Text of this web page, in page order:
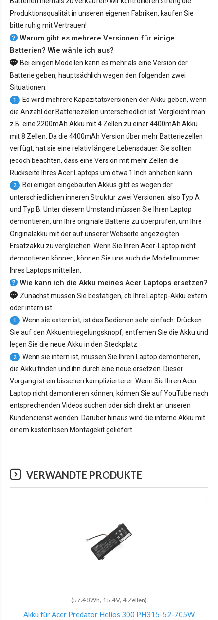
Produktionsqualität in unseren eigenen Fabriken, kaufen Sie
bitte ruhig mit Vertrauen!
Warum gibt es mehrere Versionen für einige
Batterien? Wie wähle ich aus?
Bei einigen Modellen kann es mehr als eine Version der
Batterie geben, hauptsächlich wegen den folgenden zwei
Situationen:
1
Es wird mehrere Kapazitätsversionen der Akku geben, wenn
die Anzahl der Batteriezellen unterschiedlich ist. Vergleicht man
z.B. eine 2200mAh Akku mit 4 Zellen zu einer 4400mAh Akku
mit 8 Zellen. Da die 4400mAh Version über mehr Batteriezellen
verfügt, hat sie eine relativ längere Lebensdauer. Sie sollten
jedoch beachten, dass eine Version mit mehr Zellen die
Rückseite Ihres Acer Laptops um etwa 1 Inch anheben kann.
2
Bei einigen eingebauten Akkus gibt es wegen der
unterschiedlichen inneren Struktur zwei Versionen, also Typ A
und Typ B. Unter diesem Umstand müssen Sie Ihren Laptop
demontieren, um Ihre originale Batterie zu überprüfen, um Ihre
Originalakku mit der auf unserer Webseite angezeigten
Ersatzakku zu vergleichen. Wenn Sie Ihren Acer-Laptop nicht
demontieren können, können Sie uns auch die Modellnummer
Ihres Laptops mitteilen.
Wie kann ich die Akku meines Acer Laptops ersetzen?
Zunächst müssen Sie bestätigen, ob Ihre Laptop-Akku extern
oder intern ist.
1
Wenn sie extern ist, ist das Bedienen sehr einfach: Drücken
Sie auf den Akkuentriegelungsknopf, entfernen Sie die Akku und
legen Sie die neue Akku in den Steckplatz.
2
Wenn sie intern ist, müssen Sie Ihren Laptop demontieren,
die Akku finden und ihn durch eine neue ersetzen. Dieser
Vorgang ist ein bisschen komplizierterer. Wenn Sie Ihren Acer
Laptop nicht demontieren können, können Sie auf YouTube nach
entsprechenden Videos suchen oder sich direkt an unseren
Kundendienst wenden. Darüber hinaus wird die interne Akku mit
einem kostenlosen Montagekit geliefert.
VERWANDTE PRODUKTE
(57.48Wh, 15.4V, 4 Zellen)
Akku für Acer Predator Helios 300 PH315-52-705W